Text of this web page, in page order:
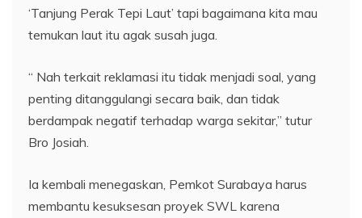
‘Tanjung Perak Tepi Laut’ tapi bagaimana kita mau
temukan laut itu agak susah juga.
“ Nah terkait reklamasi itu tidak menjadi soal, yang
penting ditanggulangi secara baik, dan tidak
berdampak negatif terhadap warga sekitar,” tutur
Bro Josiah.
Ia kembali menegaskan, Pemkot Surabaya harus
membantu kesuksesan proyek SWL karena